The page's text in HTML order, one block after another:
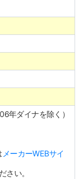
年ダイナを除く）
メーカーWEBサイ
さい。